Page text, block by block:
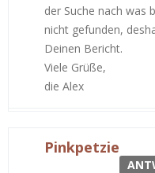
der Suche nach was
nicht gefunden,
Deinen Bericht.
Viele Grüße,
die Alex
Pinkpetzie